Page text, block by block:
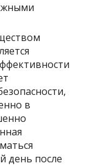
в
день после